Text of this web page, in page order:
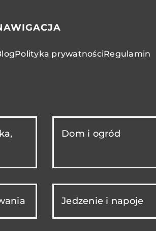
Polityka prywatnościRegulamin
Dom i ogród
Jedzenie i napoje